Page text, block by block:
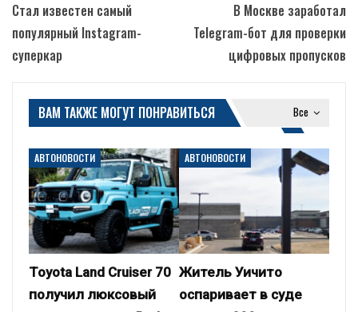
Стал известен самый
популярный Instagram-
суперкар
В Москве заработал
Telegram-бот для проверки
цифровых пропусков
Все
ВАМ ТАКЖЕ МОГУТ ПОНРАВИТЬСЯ
АВТОНОВОСТИ
Toyota Land Cruiser 70
получил люксовый
АВТОНОВОСТИ
Житель Уичито
оспаривает в суде